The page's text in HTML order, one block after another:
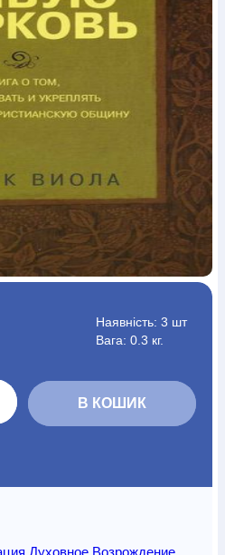
Юдаїзм
Брелоки
Біжутерія
Вироби з дерева
Вироби з сріблаКартини
вироби
ігриРепринти
Свічки
на Библії Головні убори
Комп`ютерні ігри
ГодинникиПазли
Наявність: 3 шт
Вага: 0.3 кг.
В КОШИК
Духовное Возрождение